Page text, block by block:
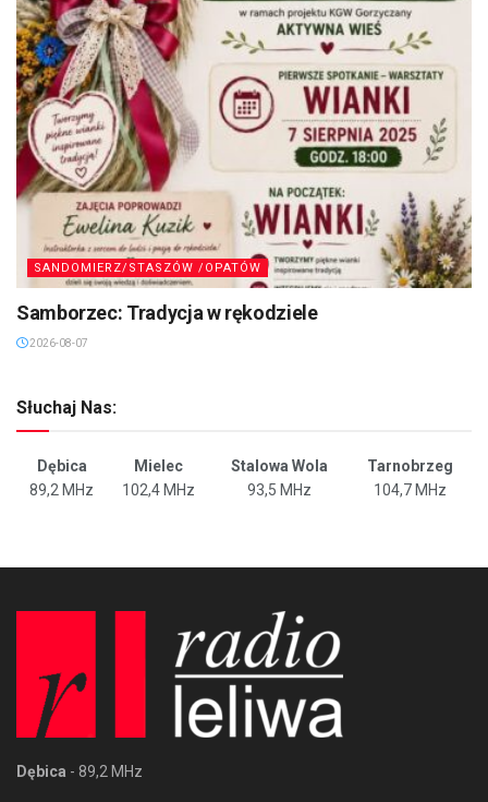
SANDOMIERZ/STASZÓW /OPATÓW
Samborzec: Tradycja w rękodziele
2026-08-07
Słuchaj Nas:
Dębica Mielec Stalowa Wola
Tarnobrzeg
89,2 MHz
102,4 MHz 93,5 MHz 104,7 MHz
Dębica - 89,2 MHz